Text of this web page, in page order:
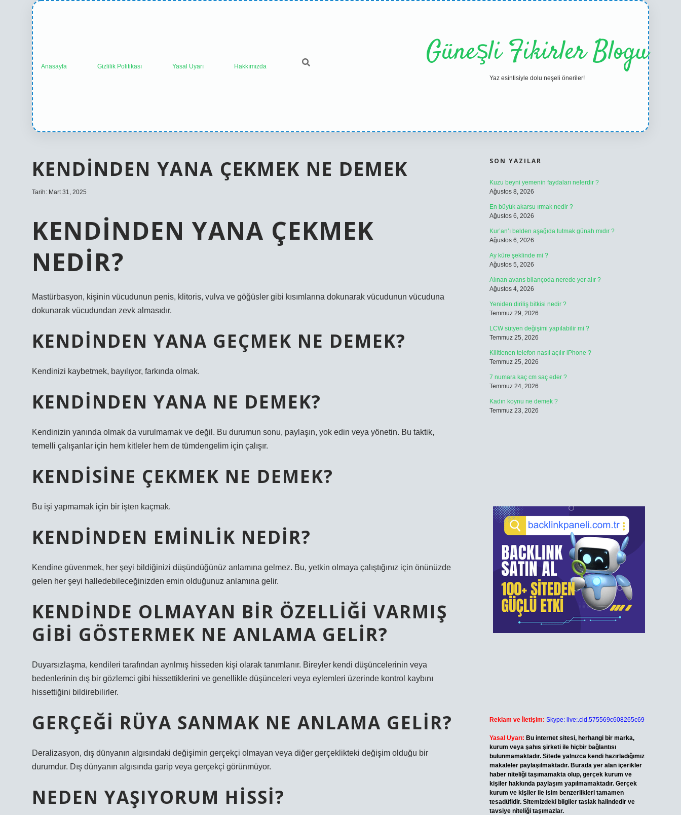
Anasayfa Gizlilik Politikası Yasal Uyarı Hakkımızda Güneşli Fikirler Blogu
Yaz esintisiyle dolu neşeli öneriler!
KENDINDEN YANA ÇEKMEK NE DEMEK
Tarih: Mart 31, 2025
KENDINDEN YANA ÇEKMEK
NEDIR?
Mastürbasyon, kişinin vücudunun penis, klitoris, vulva ve göğüsler gibi kısımlarına dokunarak vücudunun vücuduna
dokunarak vücudundan zevk almasıdır.
KENDINDEN YANA GEÇMEK NE DEMEK?
Kendinizi kaybetmek, bayılıyor, farkında olmak.
KENDINDEN YANA NE DEMEK?
Kendinizin yanında olmak da vurulmamak ve değil. Bu durumun sonu, paylaşın, yok edin veya yönetin. Bu taktik,
temelli çalışanlar için hem kitleler hem de tümdengelim için çalışır.
KENDISINE ÇEKMEK NE DEMEK?
Bu işi yapmamak için bir işten kaçmak.
KENDINDEN EMINLIK NEDIR?
Kendine güvenmek, her şeyi bildiğinizi düşündüğünüz anlamına gelmez. Bu, yetkin olmaya çalıştığınız için önünüzde
gelen her şeyi halledebileceğinizden emin olduğunuz anlamına gelir.
KENDINDE OLMAYAN BIR ÖZELLIĞI VARMIŞ
GIBI GÖSTERMEK NE ANLAMA GELIR?
Duyarsızlaşma, kendileri tarafından ayrılmış hisseden kişi olarak tanımlanır. Bireyler kendi düşüncelerinin veya
bedenlerinin dış bir gözlemci gibi hissettiklerini ve genellikle düşünceleri veya eylemleri üzerinde kontrol kaybını
hissettiğini bildirebilirler.
GERÇEĞI RÜYA SANMAK NE ANLAMA GELIR?
Deralizasyon, dış dünyanın algısındaki değişimin gerçekçi olmayan veya diğer gerçeklikteki değişim olduğu bir
durumdur. Dış dünyanın algısında garip veya gerçekçi görünmüyor.
NEDEN YAŞIYORUM HISSI?
SON YAZILAR
Kuzu beyni yemenin faydaları nelerdir ?
Ağustos 8, 2026
En büyük akarsu ırmak nedir ?
Ağustos 6, 2026
Kur’an’ı belden aşağıda tutmak günah mıdır ?
Ağustos 6, 2026
Ay küre şeklinde mi ?
Ağustos 5, 2026
Alınan avans bilançoda nerede yer alır ?
Ağustos 4, 2026
Yeniden diriliş bitkisi nedir ?
Temmuz 29, 2026
LCW sütyen değişimi yapılabilir mi ?
Temmuz 25, 2026
Kilitlenen telefon nasıl açılır iPhone ?
Temmuz 25, 2026
7 numara kaç cm saç eder ?
Temmuz 24, 2026
Kadın koynu ne demek ?
Temmuz 23, 2026
Reklam ve İletişim: Skype: live:.cid.575569c608265c69
Yasal Uyarı: Bu internet sitesi, herhangi bir marka,
kurum veya şahıs şirketi ile hiçbir bağlantısı
bulunmamaktadır. Sitede yalnızca kendi hazırladığımız
makaleler paylaşılmaktadır. Burada yer alan içerikler
haber niteliği taşımamakta olup, gerçek kurum ve
kişiler hakkında paylaşım yapılmamaktadır. Gerçek
kurum ve kişiler ile isim benzerlikleri tamamen
tesadüfidir. Sitemizdeki bilgiler taslak halindedir ve
tavsiye niteliği taşımazlar.